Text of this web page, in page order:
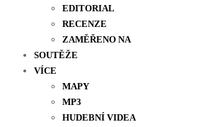
EDITORIAL
RECENZE
ZAMĚŘENO NA
SOUTĚŽE
VÍCE
MAPY
MP3
HUDEBNÍ VIDEA